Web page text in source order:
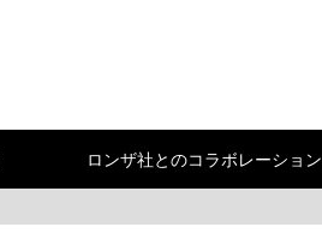
ロンザ社とのコラボレーション